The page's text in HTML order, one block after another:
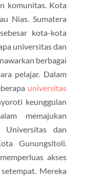
komunitas. Kota
Nias. Sumatera
kota-kota
universitas dan
berbagai
pelajar. Dalam
universitas
keunggulan
memajukan
dan
Gunungsitoli.
akses
Mereka